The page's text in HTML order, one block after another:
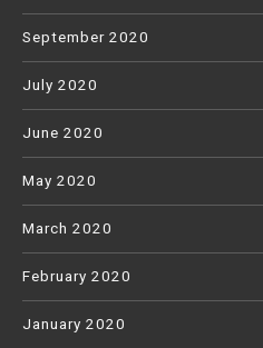
September 2020
July 2020
June 2020
May 2020
March 2020
February 2020
January 2020